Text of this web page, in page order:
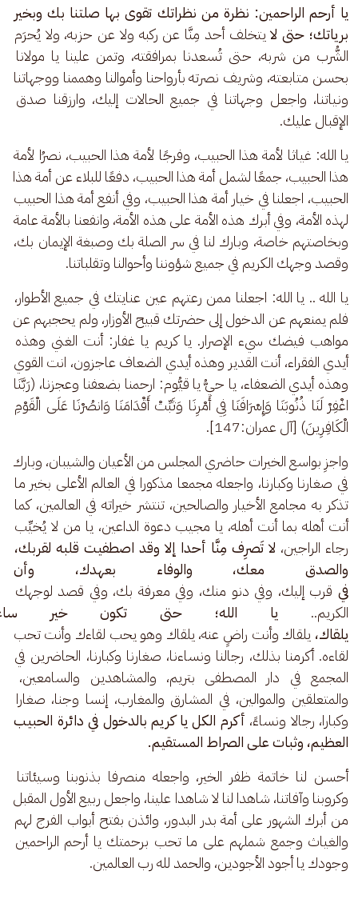
يا أرحم الراحمين: نظرة من نظراتك تقوى بها صلتنا بك وبخير
برياتك؛ حتى لا يتخلف أحد مِنَّا عن ركبه ولا عن حزبه، ولا يُحرَم
الشُّرب من شربه، حتى تُسعدنا بمرافقته، وتمن علينا يا مولانا
بحسن متابعته، وشريف نصرته بأرواحنا وأموالنا وهممنا ووجهاتنا
ونياتنا، واجعل وجهاتنا في جميع الحالات إليك، وارزقنا صدق
الإقبال عليك.
يا الله: غياثا لأمة هذا الحبيب، وفرجًا لأمة هذا الحبيب، نصرُا لأمة
هذا الحبيب، جمعًا لشمل أمة هذا الحبيب، دفعًا للبلاء عن أمة هذا
الحبيب، اجعلنا في خيار أمة هذا الحبيب، وفي أنفع أمة هذا الحبيب
لهذه الأمة، وفي أبرك هذه الأمة على هذه الأمة، وانفعنا بالأمة عامة
وبخاصتهم خاصة، وبارك لنا في سر الصلة بك وصبغة الإيمان بك،
وقصد وجهك الكريم في جميع شؤوننا وأحوالنا وتقلباتنا.
يا الله .. يا الله: اجعلنا ممن رعتهم عين عنايتك في جميع الأطوار،
فلم يمنعهم عن الدخول إلى حضرتك قبيح الأوزار، ولم يحجبهم عن
مواهب فيضك سيء الإصرار. يا كريم يا غفار: أنت الغني وهذه
أيدي الفقراء، أنت القدير وهذه أيدي الضعاف عاجزون، انت القوي
وهذه أيدي الضعفاء، يا حيُّ يا قيُّوم: ارحمنا بضعفنا وعجزنا، (رَبَّنَا
اغْفِرْ لَنَا ذُنُوبَنَا وَإِسْرَافَنَا فِي أَمْرِنَا وَثَبِّتْ أَقْدَامَنَا وَانصُرْنَا عَلَى الْقَوْمِ
الْكَافِرِينَ) [آل عمران:147].
واجزِ بواسع الخيرات حاضري المجلس من الأعيان والشيبان، وبارك
في صغارنا وكبارنا، واجعله مجمعا مذكورا في العالم الأعلى بخير ما
تذكر به مجامع الأخيار والصالحين، تنتشر خيراته في العالمين، كما
أنت أهله بما أنت أهله، يا مجيب دعوة الداعين، يا من لا يُخيِّب
رجاء الراجين، لا تَصرِف مِنَّا أحدا إلا وقد اصطفيت قلبه لقربك،
والصدق معك، والوفاء بعهدك،
في قرب إليك، وفي دنو منك، وفي معرفة بك، وفي قصد لوجهك
الكريم..
يا الله؛ حتى تكون خير
يلقاك، يلقاك وأنت راضٍ عنه، يلقاك وهو يحب لقاءك وأنت تحب
لقاءه. أكرمنا بذلك، رجالنا ونساءنا، صغارنا وكبارنا، الحاضرين في
المجمع في دار المصطفى بتريم، والمشاهدين والسامعين،
والمتعلقين والموالين، في المشارق والمغارب، إنسا وجنا، صغارا
وكبارا، رجالا ونساءً، أكرم الكل يا كريم بالدخول في دائرة الحبيب
العظيم، وثبات على الصراط المستقيم.
أحسن لنا خاتمة ظفر الخير، واجعله منصرفا بذنوبنا وسيئاتنا
وكروبنا وآفاتنا، شاهدا لنا لا شاهدا علينا، واجعل ربيع الأول المقبل
من أبرك الشهور على أمة بدر البدور، وائذن بفتح أبواب الفرج لهم
والغياث وجمع شملهم على ما تحب برحمتك يا أرحم الراحمين
وجودك يا أجود الأجودين، والحمد لله رب العالمين.